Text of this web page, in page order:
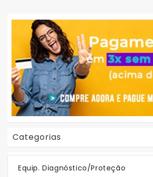
Categorias
Equip. Diagnóstico/Proteção
Em Destaque